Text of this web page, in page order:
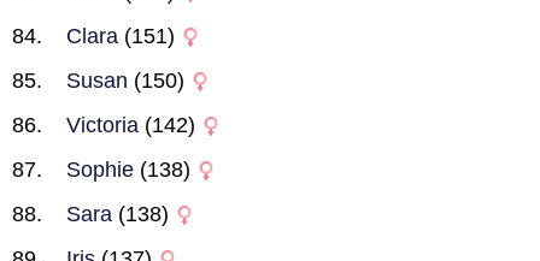
Clara (151)
Susan (150)
Victoria (142)
Sophie (138)
Sara (138)